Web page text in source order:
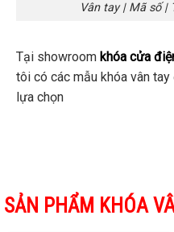
Vân tay | Mã số |
Tại showroom khóa cửa
tôi có các mẫu khóa vân
lựa chọn
SẢN PHẨM KHÓA